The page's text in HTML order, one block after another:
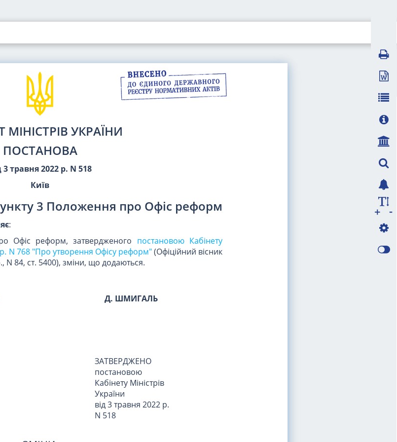
МІНІСТРІВ УКРАЇНИ
ПОСТАНОВА
3 травня 2022 р. N 518
Київ
3 Положення про Офіс реформ
:
Офіс реформ, затвердженого постановою Кабінету
р. N 768 "Про утворення Офісу реформ"(Офіційний вісник
N 84, ст. 5400), зміни, що додаються.
Д. ШМИГАЛЬ
ЗАТВЕРДЖЕНО
постановою
Кабінету Міністрів
України
від 3 травня 2022 р.
N 518
-
+